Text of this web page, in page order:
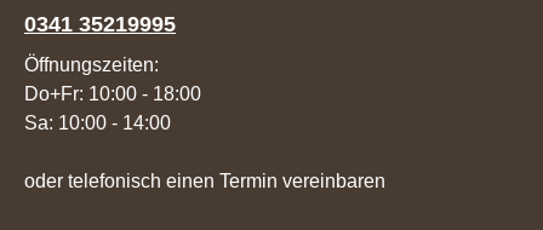
0341 35219995
Öffnungszeiten:
Do+Fr: 10:00 - 18:00
Sa: 10:00 - 14:00
oder telefonisch einen Termin vereinbaren